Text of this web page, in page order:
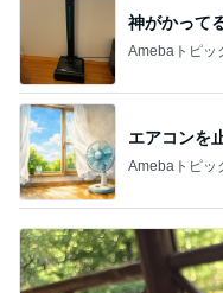
神がかって
Amebaトピッ
エアコンを
Amebaトピッ